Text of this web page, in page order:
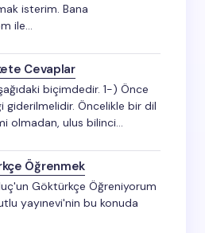
isterim. Bana
ile…
Cevaplar
biçimdedir. 1-) Önce
giderilmelidir. Öncelikle bir dil
olmadan, ulus bilinci…
Öğrenmek
Göktürkçe Öğreniyorum
yayınevi'nin bu konuda